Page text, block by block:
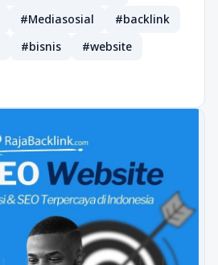
#Mediasosial
#backlink
#bisnis
#website